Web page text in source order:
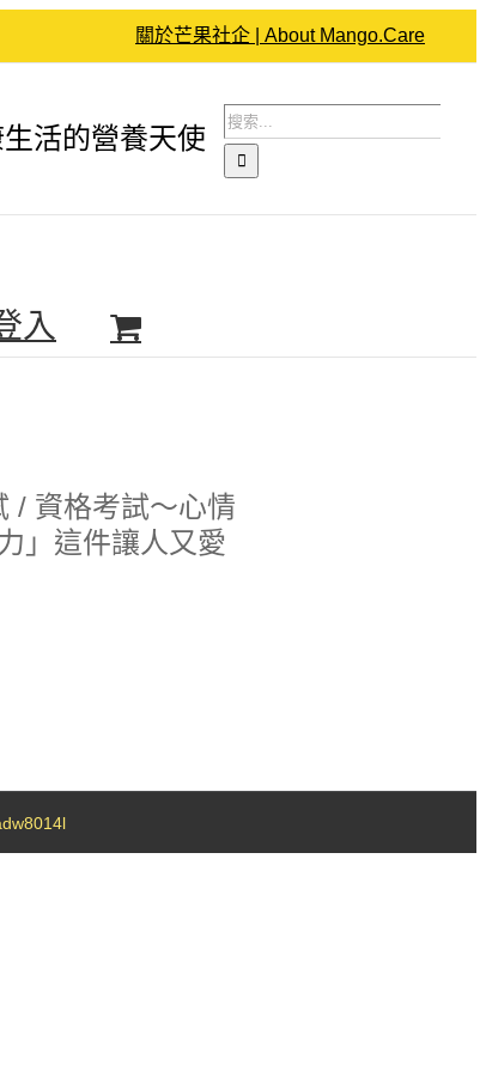
關於芒果社企 | About Mango.Care
活的營養天使
搜
索
結
果：
入
/ ‪資格考試‬～心情
」這件讓人又愛